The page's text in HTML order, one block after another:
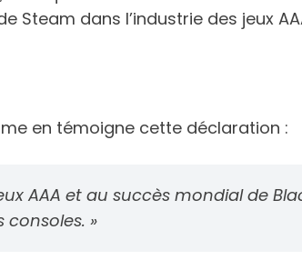
dans l’industrie des jeux
en témoigne cette déclaration :
AAA et au succès mondial de
»